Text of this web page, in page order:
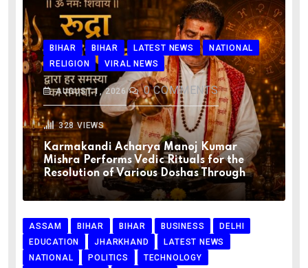
BIHAR BIHAR LATEST NEWS
NATIONAL
RELIGION
VIRAL NEWS
AUGUST 1, 2026 0COMMENTS
328 VIEWS
Karmakandi Acharya Manoj Kumar
Mishra Performs Vedic Rituals for the
Resolution of Various Doshas Through
ASSAM BIHAR BIHAR BUSINESS
DELHI
EDUCATION
JHARKHAND
LATEST NEWS
NATIONAL
POLITICS
TECHNOLOGY